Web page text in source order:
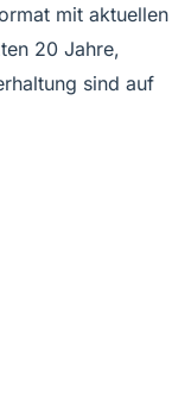
mit aktuellen
20 Jahre,
sind auf